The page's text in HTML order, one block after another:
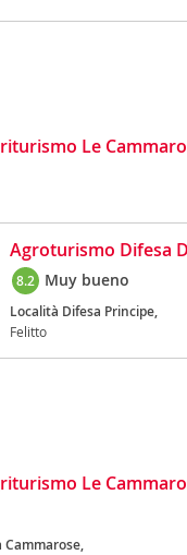
Le
Agroturismo Difesa
8.2 Muy bueno
Località Difesa Principe,
Felitto
Le
Cammarose,